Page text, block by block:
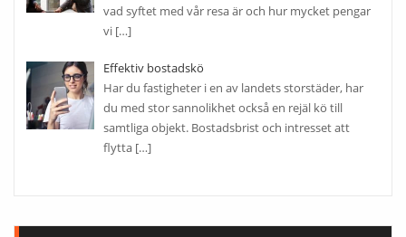
vad syftet med vår resa är och hur mycket pengar
vi […]
Effektiv bostadskö
Har du fastigheter i en av landets storstäder, har
du med stor sannolikhet också en rejäl kö till
samtliga objekt. Bostadsbrist och intresset att
flytta […]